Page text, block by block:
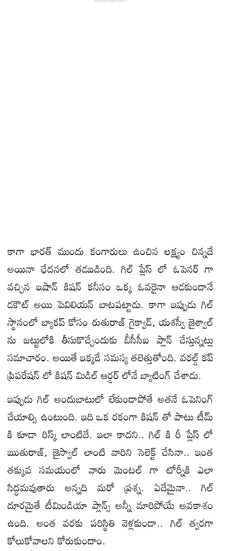
కాగా భారత్ ముందు కంగారులు ఉంచిన లక్ష్యం చిన్నదే
అయినా ఛేదనలో తడబడింది. గిల్ ప్లేస్ లో ఓపెనర్ గా
వచ్చిన ఇషాన్ కిషన్ కనీసం ఒక్క ఓవరైనా ఆడకుండానే
డకౌట్ అయి పెవిలియన్ బాటపట్టాడు. కాగా ఇప్పుడు గిల్
స్థానంలో బ్యాకప్ కోసం రుతురాజ్ గైక్వాడ్, యశస్వీ జైశ్వాల్
ను జట్టులోకి తీసుకొచ్చేందుకు బీసీసీఐ ప్లాన్ చేస్తున్నట్లు
సమాచారం. అయితే ఇక్కడే సమస్య తలెత్తుతోంది. వరల్డ్ కప్
ప్రిపరేషన్ లో కిషన్ మిడిల్ ఆర్డర్ లోనే బ్యాటింగ్ చేశాడు.
ఇప్పుడు గిల్ అందుబాటులో లేకుండాపోతే అతనే ఓపెనింగ్
చేయాల్సి ఉంటుంది. ఇది ఒక రకంగా కిషన్ తో పాటు టీమ్
కి కూడా రిస్క్ లాంటిదే. ఇలా కాదని.. గిల్ కి రీ ప్లేస్ లో
ఋతురాజ్, జైస్వాల్ లాంటి వారిని సెలెక్ట్ చేసినా.. ఇంత
తక్కువ సమయంలో వారు మెంటల్ గా టోర్నీకి ఎలా
సిద్ధమవుతారు అన్నది మరో ప్రశ్న. ఏదేమైనా.. గిల్
దూరమైతే టీమిండియా ప్లాన్స్ అన్నీ మారిపోయే అవకాశం
ఉంది. అంత వరకు పరిస్థితి వెళ్లకుండా.. గిల్ త్వరగా
కోలుకోవాలని కోరుకుందాం.